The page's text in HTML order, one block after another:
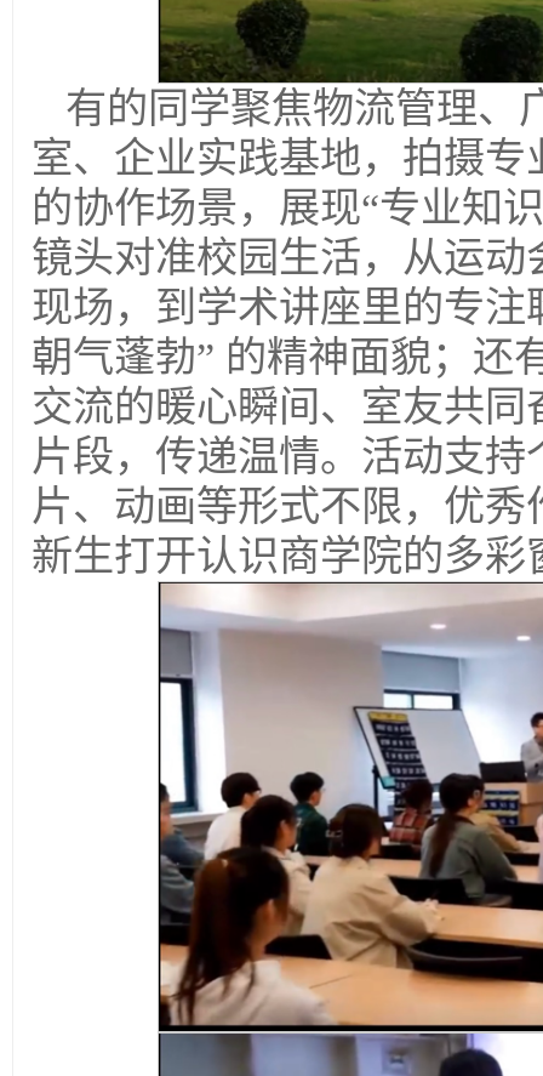
有的同学聚焦物流管理、
室、企业实践基地，拍摄
的协作场景，展现“专业知
镜头对准校园生活，从运
现场，到学术讲座里的专
朝气蓬勃” 的精神面貌；还
交流的暖心瞬间、室友共
片段，传递温情。活动支
片、动画等形式不限，优
新生打开认识商学院的多彩